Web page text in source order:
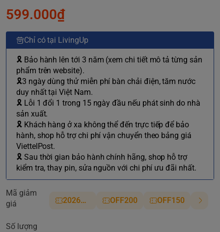
599.000₫
Chỉ có tại LivingUp
🎗 Bảo hành lên tới 3 năm (xem chi tiết mô tả từng sản
phẩm trên website).
🎗3 ngày dùng thử miễn phí bàn chải điện, tăm nước
duy nhất tại Việt Nam.
🎗 Lỗi 1 đổi 1 trong 15 ngày đầu nếu phát sinh do nhà
sản xuất.
🎗 Khách hàng ở xa không thể đến trực tiếp để bảo
hành, shop hỗ trợ chi phí vận chuyển theo bảng giá
ViettelPost.
🎗 Sau thời gian bảo hành chính hãng, shop hỗ trợ
kiểm tra, thay pin, sửa nguồn với chi phí ưu đãi nhất.
Mã giảm
giá
2026NM OFF200 OFF150
Số lượng